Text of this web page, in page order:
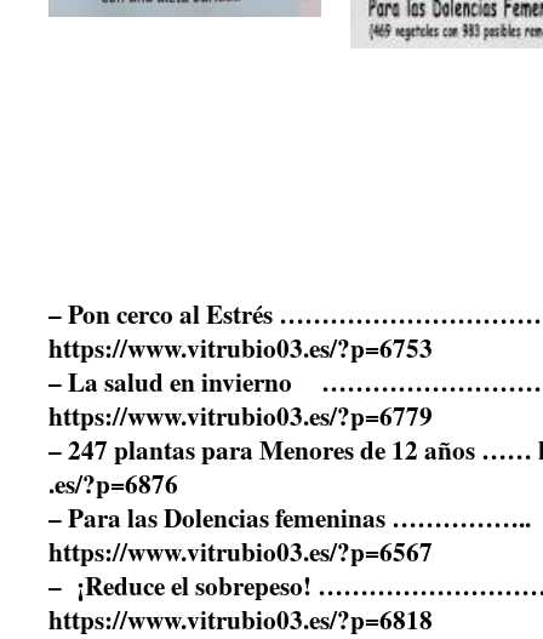
– Pon cerco al Estrés
https://www.vitrubio03.es/?p=6753
– La salud en invierno
https://www.vitrubio03.es/?p=6779
– 247 plantas para Menores de 12 años……
.es/?p=6876
– Para las Dolencias femeninas ……………..
https://www.vitrubio03.es/?p=6567
– ¡Reduce el sobrepeso!
https://www.vitrubio03.es/?p=6818